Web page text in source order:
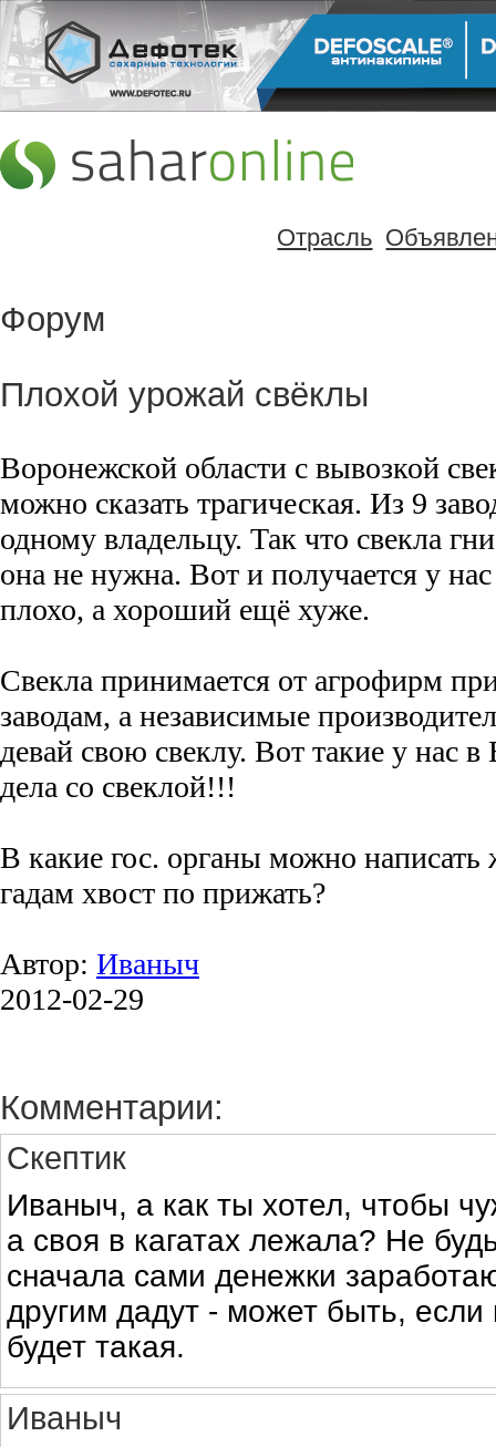
Отрасль
Форум
Плохой урожай свёклы
Воронежской области с вывозкой
можно сказать трагическая. Из 9
одному владельцу. Так что свекла
она не нужна. Вот и получается у
плохо, а хороший ещё хуже.
Свекла принимается от агрофирм
заводам, а независимые
девай свою свеклу. Вот такие у нас
дела со свеклой!!!
В какие гос. органы можно написать
гадам хвост по прижать?
Автор: Иваныч
2012-02-29
Комментарии:
Скептик
Иваныч, а как ты хотел, чтобы
а своя в кагатах лежала? Не
сначала сами денежки
другим дадут - может быть, если
будет такая.
Иваныч